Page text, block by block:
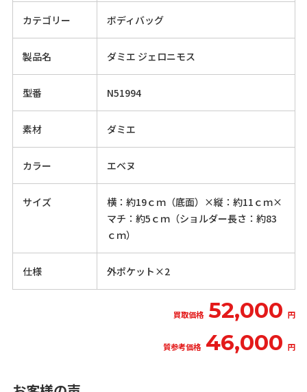
カテゴリー ボディバッグ
製品名 ダミエ ジェロニモス
型番 N51994
素材 ダミエ
カラー エベヌ
サイズ
横：約19ｃｍ（底面）×縦：約11ｃｍ×
マチ：約5ｃｍ（ショルダー長さ：約83
ｃｍ）
仕様 外ポケット×2
買取価格 52,000 円
質参考価格 46,000 円